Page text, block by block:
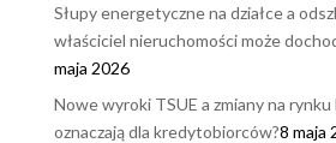
Słupy energetyczne na działce a
właściciel nieruchomości może
maja 2026
Nowe wyroki TSUE a zmiany na
oznaczają dla kredytobiorców?8 maja